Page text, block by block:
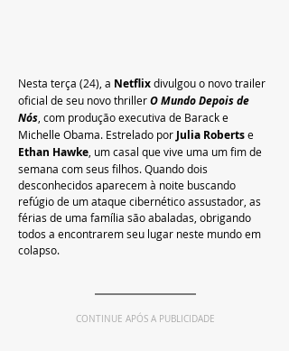
Nesta terça (24), a Netflix divulgou o novo trailer
oficial de seu novo thriller O Mundo Depois de
Nós , com produção executiva de Barack e
Michelle Obama. Estrelado por Julia Roberts e
Ethan Hawke , um casal que vive uma um fim de
semana com seus filhos. Quando dois
desconhecidos aparecem à noite buscando
refúgio de um ataque cibernético assustador, as
férias de uma família são abaladas, obrigando
todos a encontrarem seu lugar neste mundo em
colapso.
CONTINUE APÓS A PUBLICIDADE